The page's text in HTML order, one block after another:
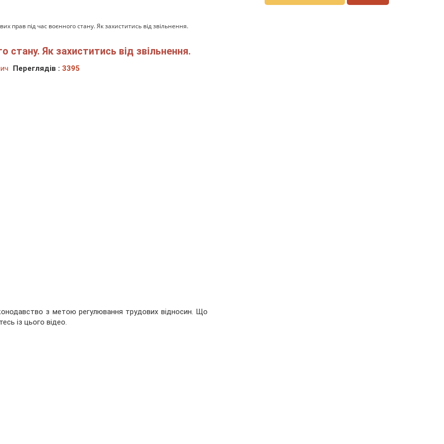
прав під час воєнного стану. Як захиститись від звільнення.
стану. Як захиститись від звільнення.
Переглядів : 3395
з метою регулювання трудових відносин. Що
із цього відео.